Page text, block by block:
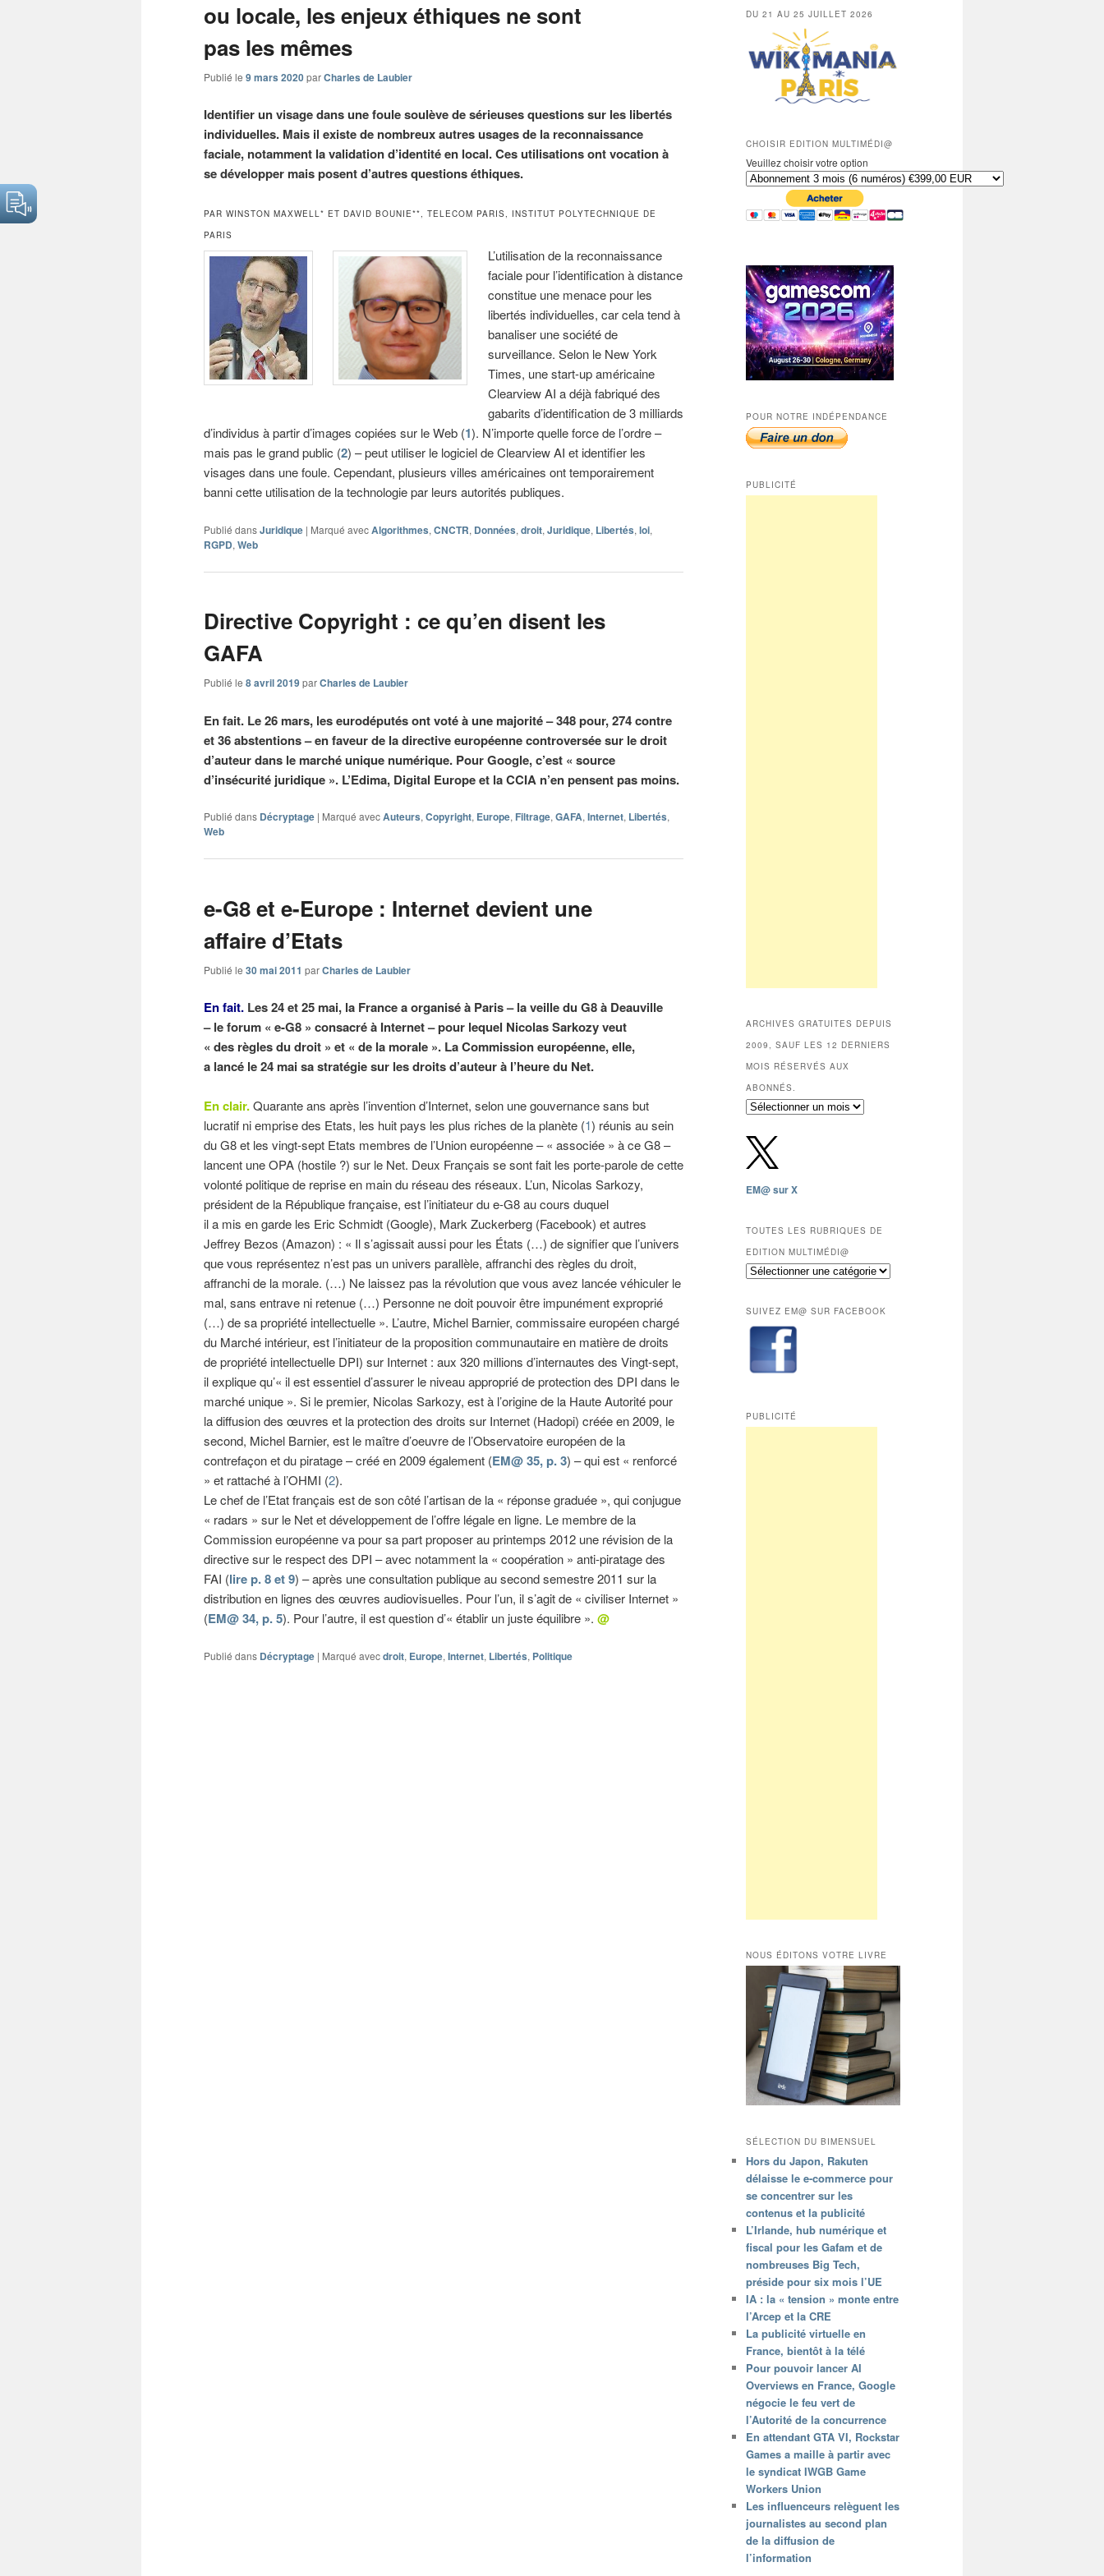
ou locale, les enjeux éthiques ne sont
pas les mêmes
Publié le 9 mars 2020parCharles de Laubier
Identifier un visage dans une foule soulève de sérieuses questions sur les libertés
individuelles. Mais il existe de nombreux autres usages de la reconnaissance
faciale, notamment la validation d’identité en local. Ces utilisations ont vocation à
se développer mais posent d’autres questions éthiques.
PAR WINSTON MAXWELL* ET DAVID BOUNIE**, TELECOM PARIS, INSTITUT POLYTECHNIQUE DE
PARIS
L’utilisation de la reconnaissance
faciale pour l’identification à distance
constitue une menace pour les
libertés individuelles, car cela tend à
banaliser une société de
surveillance. Selon le New York
Times, une start-up américaine
Clearview AI a déjà fabriqué des
gabarits d’identification de 3 milliards
d’individus à partir d’images copiées sur le Web (1). N’importe quelle force de l’ordre –
mais pas le grand public (2) – peut utiliser le logiciel de Clearview AI et identifier les
visages dans une foule. Cependant, plusieurs villes américaines ont temporairement
banni cette utilisation de la technologie par leurs autorités publiques.
Publié dansJuridique | Marqué avecAlgorithmes, CNCTR, Données, droit, Juridique, Libertés, loi,
RGPD, Web
Directive Copyright : ce qu’en disent les
GAFA
Publié le 8 avril 2019parCharles de Laubier
En fait. Le 26 mars, les eurodéputés ont voté à une majorité – 348 pour, 274 contre
et 36 abstentions – en faveur de la directive européenne controversée sur le droit
d’auteur dans le marché unique numérique. Pour Google, c’est « source
d’insécurité juridique ». L’Edima, Digital Europe et la CCIA n’en pensent pas moins.
Publié dans Décryptage | Marqué avecAuteurs, Copyright, Europe, Filtrage, GAFA, Internet, Libertés,
Web
e-G8 et e-Europe : Internet devient une
affaire d’Etats
Publié le 30 mai 2011 parCharles de Laubier
En fait. Les 24 et 25 mai, la France a organisé à Paris – la veille du G8 à Deauville
– le forum « e-G8 » consacré à Internet – pour lequel Nicolas Sarkozy veut
« des règles du droit » et « de la morale ». La Commission européenne, elle,
a lancé le 24 mai sa stratégie sur les droits d’auteur à l’heure du Net.
En clair.Quarante ans après l’invention d’Internet, selon une gouvernance sans but
lucratif ni emprise des Etats, les huit pays les plus riches de la planète (1) réunis au sein
du G8 et les vingt-sept Etats membres de l’Union européenne – « associée » à ce G8 –
lancent une OPA (hostile ?) sur le Net. Deux Français se sont fait les porte-parole de cette
volonté politique de reprise en main du réseau des réseaux. L’un, Nicolas Sarkozy,
président de la République française, est l’initiateur du e-G8 au cours duquel
il a mis en garde les Eric Schmidt (Google), Mark Zuckerberg (Facebook) et autres
Jeffrey Bezos (Amazon) : « Il s’agissait aussi pour les États (…) de signifier que l’univers
que vous représentez n’est pas un univers parallèle, affranchi des règles du droit,
affranchi de la morale. (…) Ne laissez pas la révolution que vous avez lancée véhiculer le
mal, sans entrave ni retenue (…) Personne ne doit pouvoir être impunément exproprié
(…) de sa propriété intellectuelle ». L’autre, Michel Barnier, commissaire européen chargé
du Marché intérieur, est l’initiateur de la proposition communautaire en matière de droits
de propriété intellectuelle DPI) sur Internet : aux 320 millions d’internautes des Vingt-sept,
il explique qu’« il est essentiel d’assurer le niveau approprié de protection des DPI dans le
marché unique ». Si le premier, Nicolas Sarkozy, est à l’origine de la Haute Autorité pour
la diffusion des œuvres et la protection des droits sur Internet (Hadopi) créée en 2009, le
second, Michel Barnier, est le maître d’oeuvre de l’Observatoire européen de la
contrefaçon et du piratage – créé en 2009 également (EM@ 35, p. 3) – qui est « renforcé
» et rattaché à l’OHMI (2).
Le chef de l’Etat français est de son côté l’artisan de la « réponse graduée », qui conjugue
« radars » sur le Net et développement de l’offre légale en ligne. Le membre de la
Commission européenne va pour sa part proposer au printemps 2012 une révision de la
directive sur le respect des DPI – avec notamment la « coopération » anti-piratage des
FAI (lire p. 8 et 9) – après une consultation publique au second semestre 2011 sur la
distribution en lignes des œuvres audiovisuelles. Pour l’un, il s’agit de « civiliser Internet »
(EM@ 34, p. 5). Pour l’autre, il est question d’« établir un juste équilibre ». @
Publié dans Décryptage | Marqué avecdroit, Europe, Internet, Libertés, Politique
DU 21 AU 25 JUILLET 2026
CHOISIR EDITION MULTIMÉDI@
Veuillez choisir votre option
POUR NOTRE INDÉPENDANCE
PUBLICITÉ
ARCHIVES GRATUITES DEPUIS
2009, SAUF LES 12 DERNIERS
MOIS RÉSERVÉS AUX
ABONNÉS.
Archives
depuis
2009,
sauf
les
mois
réservés
aux
abonnés.
EM@ sur X
TOUTES LES RUBRIQUES DE
EDITION MULTIMÉDI@
Toutes
de
Edition
Multimédi@
SUIVEZ EM@ SUR FACEBOOK
PUBLICITÉ
NOUS ÉDITONS VOTRE LIVRE
SÉLECTION DU BIMENSUEL
Hors du Japon, Rakuten
délaisse le e-commerce pour
se concentrer sur les
contenus et la publicité
L’Irlande, hub numérique et
fiscal pour les Gafam et de
nombreuses Big Tech,
préside pour six mois l’UE
IA : la « tension » monte entre
l’Arcep et la CRE
La publicité virtuelle en
France, bientôt à la télé
Pour pouvoir lancer AI
Overviews en France, Google
négocie le feu vert de
l’Autorité de la concurrence
En attendant GTA VI, Rockstar
Games a maille à partir avec
le syndicat IWGB Game
Workers Union
Les influenceurs relèguent les
journalistes au second plan
de la diffusion de
l’information